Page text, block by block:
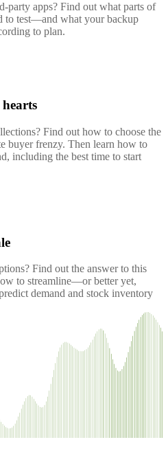
party apps? Find out what parts of
to test—and what your backup
to plan.
Find out how to choose the
buyer frenzy. Then learn how to
including the best time to start
Find out the answer to this
to streamline—or better yet,
demand and stock inventory